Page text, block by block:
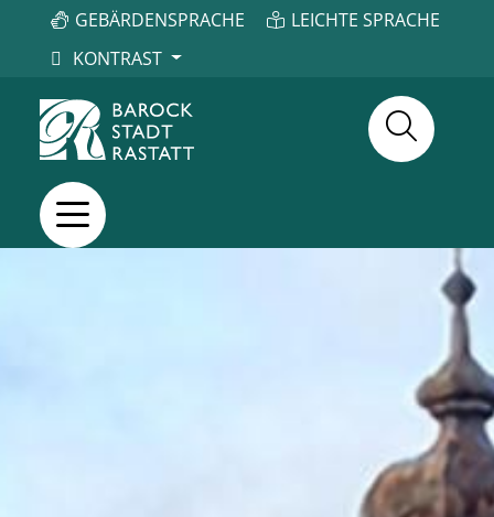
GEBÄRDENSPRACHE
LEICHTE SPRACHE
KONTRAST